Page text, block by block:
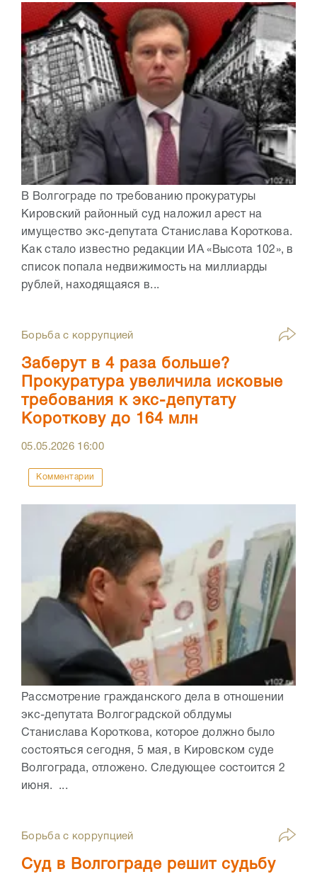
В Волгограде по требованию прокуратуры
Кировский районный суд наложил арест на
имущество экс-депутата Станислава Короткова.
Как стало известно редакции ИА «Высота 102», в
список попала недвижимость на миллиарды
рублей, находящаяся в...
Борьба с коррупцией
Заберут в 4 раза больше?
Прокуратура увеличила исковые
требования к экс-депутату
Короткову до 164 млн
05.05.2026 16:00
Комментарии
Рассмотрение гражданского дела в отношении
экс-депутата Волгоградской облдумы
Станислава Короткова, которое должно было
состояться сегодня, 5 мая, в Кировском суде
Волгограда, отложено. Следующее состоится 2
июня. ...
Борьба с коррупцией
Суд в Волгограде решит судьбу